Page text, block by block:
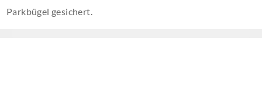
Parkbügel gesichert.